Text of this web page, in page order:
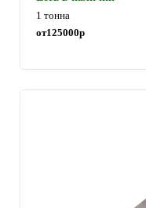
1 тонна
от125000р